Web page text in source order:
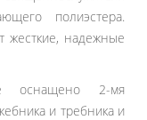
полиэстера.
жесткие, надежные
оснащено 2-мя
и требника и